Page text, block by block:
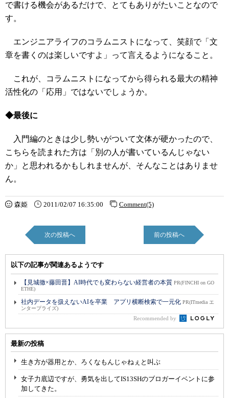
で書ける機会があるだけで、とてもありがたいことなので
す。
エンジニアライフのコラムニストになって、笑顔で「文
章を書くのは楽しいですよ」って言えるようになること。
これが、コラムニストになってから得られる最大の精神
活性化の「応用」ではないでしょうか。
◆最後に
入門編のときは少し勢いがついて文体が硬かったので、
こちらを読まれた方は「別の人が書いているんじゃない
か」と思われるかもしれませんが、そんなことはありませ
ん。
森姫 2011/02/07 16:35:00 Comment(5)
次の投稿へ 前の投稿へ
以下の記事が関連あるようです
【見城徹×藤田晋】AI時代でも変わらない経営者の本質 PR(FINCHI on GO
ETHE)
社内データを扱えないAIを卒業 アプリ横断検索で一元化 PR(ITmedia エ
ンタープライズ)
Recommended by
最新の投稿
生き方が器用とか、ろくなもんじゃねぇと叫ぶ
女子力底辺ですが、勇気を出してIS13SHのブロガーイベントに参
加してきた。